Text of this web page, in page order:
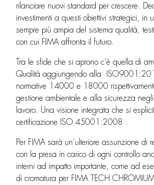
rilanciare nuovi standard per crescere.
investimenti a questi obiettivi strategici, in
sempre più ampia del sistema qualità,
con cui FIMA affronta il futuro.
Tra le sfide che si aprono c’è quella di
Qualità aggiungendo alla
normative 14000 e 18000
gestione ambientale e alla sicurezza
lavoro. Una visione integrata che si
certificazione ISO 45001:2008 .
Per FIMA sarà un’ulteriore assunzione di
con la presa in carico di ogni controllo
interni ad impatto importante, come ad
di cromatura per FIMA TECH